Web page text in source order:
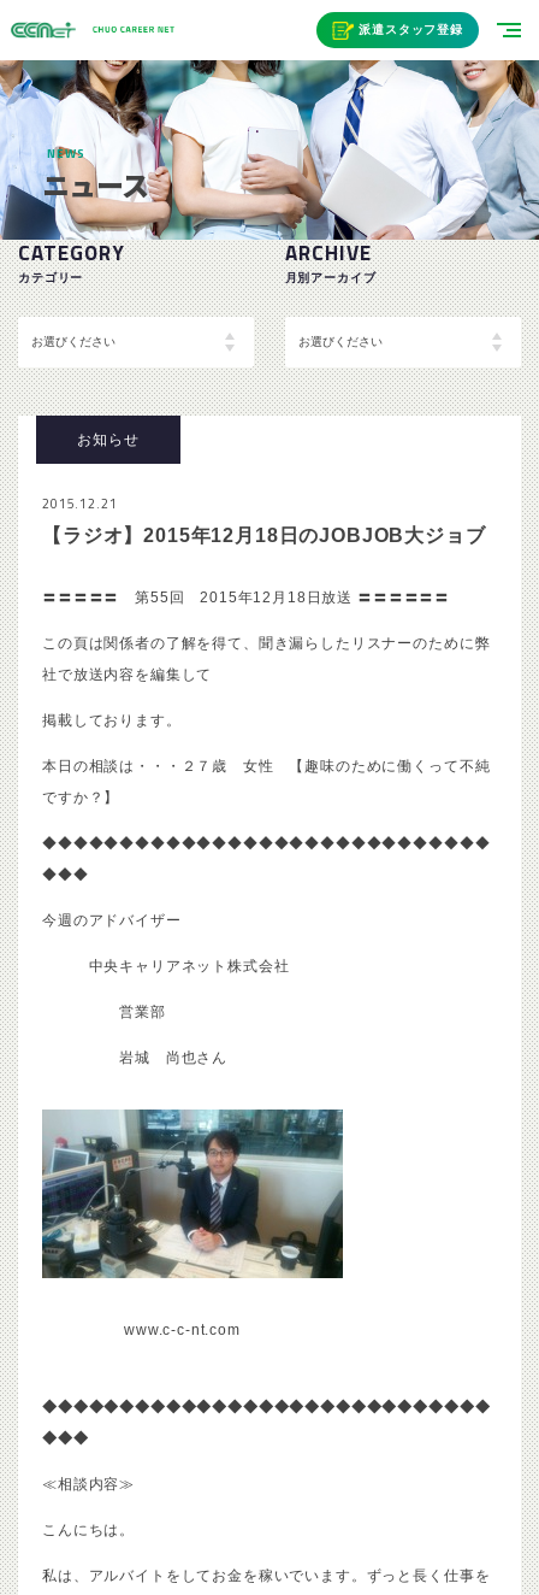
派遣スタッフ登録
NEWS
ニュース
CATEGORY
カテゴリー
ARCHIVE
月別アーカイブ
お知らせ
2015.12.21
【ラジオ】2015年12月18日のJOBJOB大ジョブ
〓〓〓〓〓 第55回 2015年12月18日放送 〓〓〓〓〓〓
この頁は関係者の了解を得て、聞き漏らしたリスナーのために弊
社で放送内容を編集して
掲載しております。
本日の相談は・・・２７歳 女性 【趣味のために働くって不純
ですか？】
◆◆◆◆◆◆◆◆◆◆◆◆◆◆◆◆◆◆◆◆◆◆◆◆◆◆◆◆◆
◆◆◆
今週のアドバイザー
中央キャリアネット株式会社
営業部
岩城 尚也さん
www.c-c-nt.com
◆◆◆◆◆◆◆◆◆◆◆◆◆◆◆◆◆◆◆◆◆◆◆◆◆◆◆◆◆
◆◆◆
≪相談内容≫
こんにちは。
私は、アルバイトをしてお金を稼いでいます。ずっと長く仕事を